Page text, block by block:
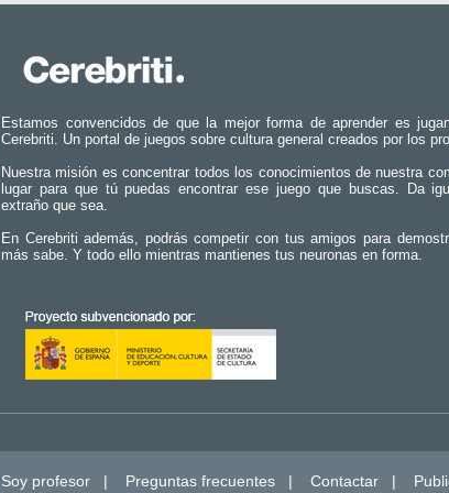
Estamos convencidos de que la mejor forma de aprender es
Cerebriti. Un portal de juegos sobre cultura general creados por los
Nuestra misión es concentrar todos los conocimientos de nuestra
lugar para que tú puedas encontrar ese juego que buscas. Da
extraño que sea.
En Cerebriti además, podrás competir con tus amigos para
más sabe. Y todo ello mientras mantienes tus neuronas en forma.
Soy profesor | Preguntas frecuentes | Contactar |